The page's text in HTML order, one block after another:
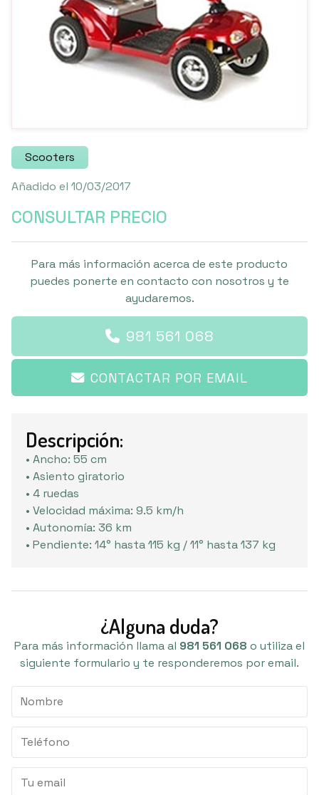
Scooters
Añadido el 10/03/2017
CONSULTAR PRECIO
Para más información acerca de este producto
puedes ponerte en contacto con nosotros y te
ayudaremos.
981 561 068
CONTACTAR POR EMAIL
Descripción:
• Ancho: 55 cm
• Asiento giratorio
• 4 ruedas
• Velocidad máxima: 9.5 km/h
• Autonomía: 36 km
• Pendiente: 14° hasta 115 kg / 11° hasta 137 kg
¿Alguna duda?
Para más información llama al 981 561 068 o utiliza el
siguiente formulario y te responderemos por email.